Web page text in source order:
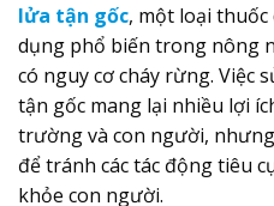
lửa tận gốc, một loại
dụng phổ biến trong nông
có nguy cơ cháy rừng. Việc
tận gốc mang lại nhiều lợi
trường và con người,
để tránh các tác động tiêu
khỏe con người.